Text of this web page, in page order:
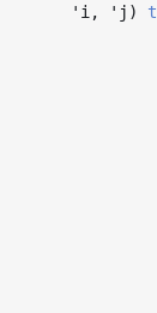
'i, 'j ) t